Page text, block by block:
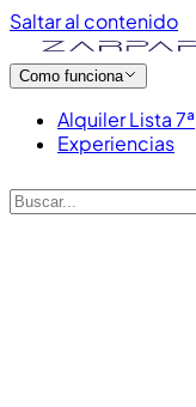
Saltar al contenido
Como funciona
Alquiler Lista 7ª
Experiencias